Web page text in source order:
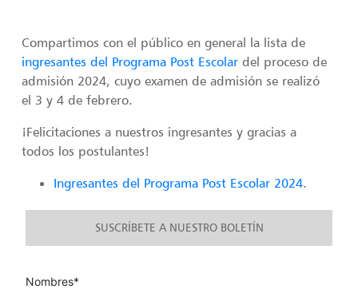
Compartimos con el público en general la lista de
ingresantes del Programa Post Escolar del proceso de
admisión 2024, cuyo examen de admisión se realizó
el 3 y 4 de febrero.
¡Felicitaciones a nuestros ingresantes y gracias a
todos los postulantes!
Ingresantes del Programa Post Escolar 2024.
SUSCRÍBETE A NUESTRO BOLETÍN
Nombres*